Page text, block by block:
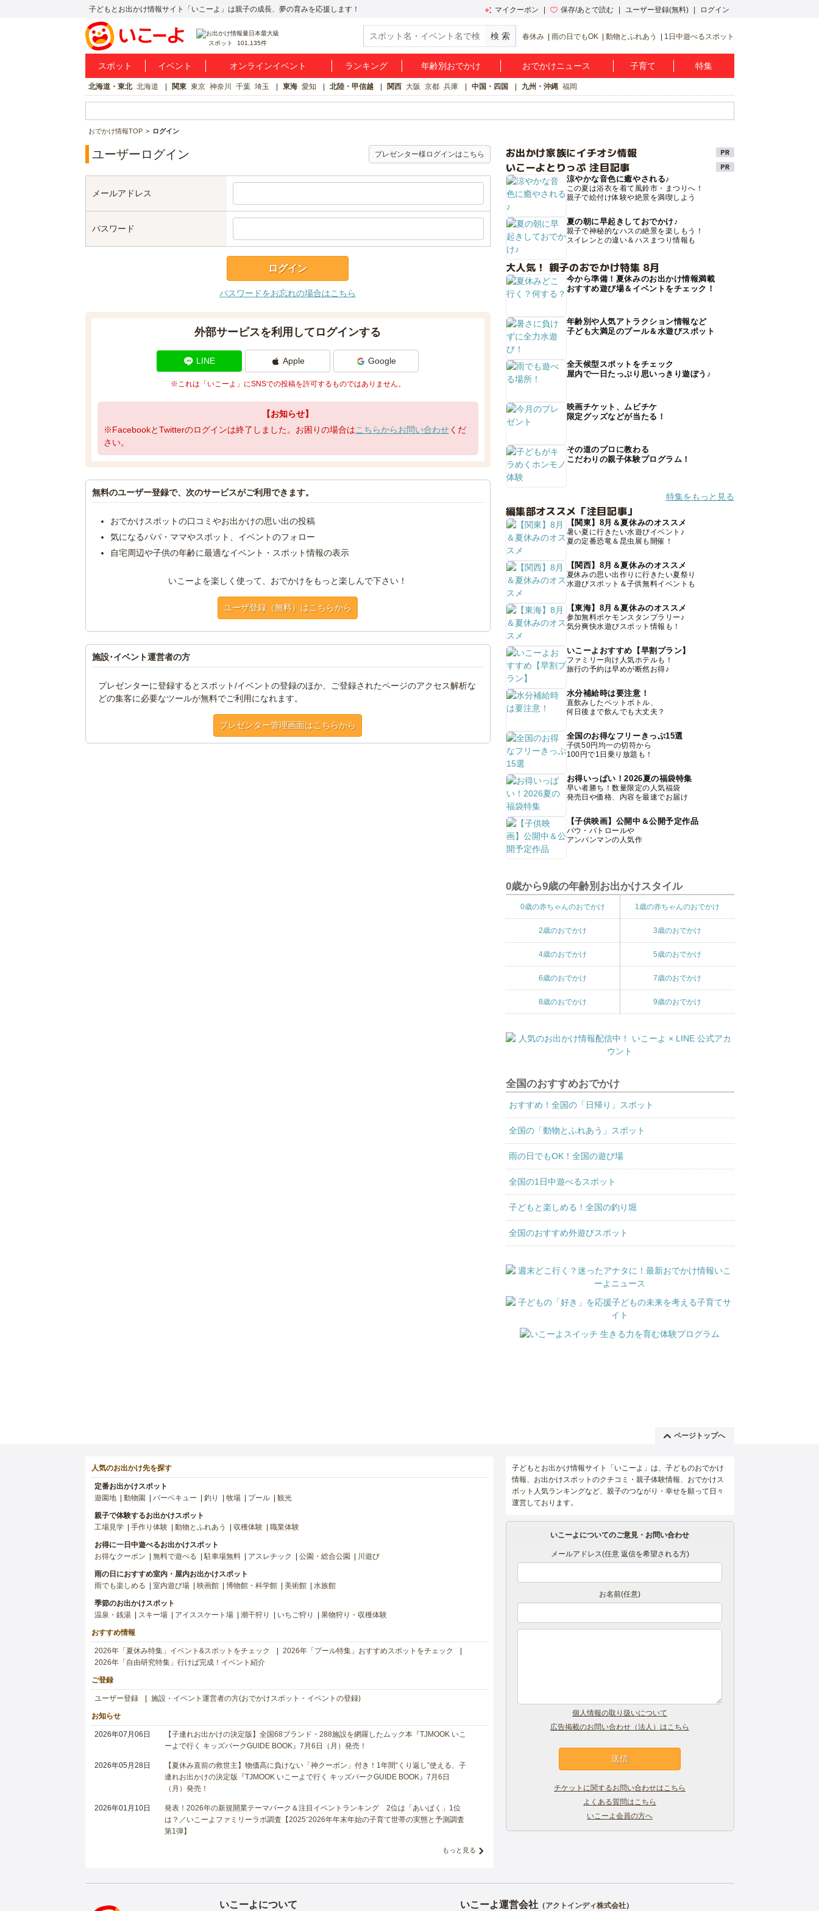
子どもとお出かけ情報サイト「いこーよ」は親子の成長、夢の育みを応援します！ マイクーポン 保存/あとで読む ユーザー登録(無料) ログイン
スポット 101,135件
春休み 雨の日でもOK 動物とふれあう 1日中遊べるスポット
スポット イベント オンラインイベント ランキング 年齢別おでかけ おでかけニュース 子育て 特集
北海道・東北 北海道 関東 東京 神奈川 千葉 埼玉 東海 愛知 北陸・甲信越 関西 大阪 京都 兵庫 中国・四国 九州・沖縄 福岡
おでかけ情報TOP ログイン
ユーザーログイン プレゼンター様ログインはこちら
メールアドレス
パスワード
パスワードをお忘れの場合はこちら
外部サービスを利用してログインする
LINE Apple Google
※これは「いこーよ」にSNSでの投稿を許可するものではありません。
【お知らせ】
※FacebookとTwitterのログインは終了しました。お困りの場合はこちらからお問い合わせくだ
さい。
無料のユーザー登録で、次のサービスがご利用できます。
おでかけスポットの口コミやお出かけの思い出の投稿
気になるパパ・ママやスポット、イベントのフォロー
自宅周辺や子供の年齢に最適なイベント・スポット情報の表示
いこーよを楽しく使って、おでかけをもっと楽しんで下さい！
ユーザ登録（無料）はこちらから
施設･イベント運営者の方
プレゼンターに登録するとスポット/イベントの登録のほか、ご登録されたページのアクセス解析な
どの集客に必要なツールが無料でご利用になれます。
プレゼンター管理画面はこちらから
お出かけ家族にイチオシ情報
いこーよとりっぷ 注目記事
涼やかな音色に癒やされる♪
この夏は浴衣を着て風鈴市・まつりへ！
親子で絵付け体験や絶景を満喫しよう
夏の朝に早起きしておでかけ♪
親子で神秘的なハスの絶景を楽しもう！
スイレンとの違い＆ハスまつり情報も
大人気！ 親子のおでかけ特集 8月
今から準備！夏休みのお出かけ情報満載
おすすめ遊び場＆イベントをチェック！
年齢別や人気アトラクション情報など
子ども大満足のプール＆水遊びスポット
全天候型スポットをチェック
屋内で一日たっぷり思いっきり遊ぼう♪
映画チケット、ムビチケ
限定グッズなどが当たる！
その道のプロに教わる
こだわりの親子体験プログラム！
特集をもっと見る
編集部オススメ「注目記事」
【関東】8月＆夏休みのオススメ
暑い夏に行きたい水遊びイベント♪
夏の定番恐竜＆昆虫展も開催！
【関西】8月＆夏休みのオススメ
夏休みの思い出作りに行きたい夏祭り
水遊びスポット＆子供無料イベントも
【東海】8月＆夏休みのオススメ
参加無料ポケモンスタンプラリー♪
気分爽快水遊びスポット情報も！
いこーよおすすめ【早割プラン】
ファミリー向け人気ホテルも！
旅行の予約は早めが断然お得♪
水分補給時は要注意！
直飲みしたペットボトル、
何日後まで飲んでも大丈夫？
全国のお得なフリーきっぷ15選
子供50円均一の切符から
100円で1日乗り放題も！
お得いっぱい！2026夏の福袋特集
早い者勝ち！数量限定の人気福袋
発売日や価格、内容を最速でお届け
【子供映画】公開中＆公開予定作品
パウ・パトロールや
アンパンマンの人気作
0歳から9歳の年齢別お出かけスタイル
0歳の赤ちゃんのおでかけ 1歳の赤ちゃんのおでかけ
2歳のおでかけ 3歳のおでかけ
4歳のおでかけ 5歳のおでかけ
6歳のおでかけ 7歳のおでかけ
8歳のおでかけ 9歳のおでかけ
全国のおすすめおでかけ
おすすめ！全国の「日帰り」スポット
全国の「動物とふれあう」スポット
雨の日でもOK！全国の遊び場
全国の1日中遊べるスポット
子どもと楽しめる！全国の釣り堀
全国のおすすめ外遊びスポット
ページトップへ
人気のお出かけ先を探す
定番お出かけスポット
遊園地
動物園 バーベキュー 釣り 牧場 プール 観光
親子で体験するお出かけスポット
工場見学
手作り体験 動物とふれあう 収穫体験 職業体験
お得に一日中遊べるお出かけスポット
お得なクーポン
無料で遊べる 駐車場無料 アスレチック 公園・総合公園 川遊び
雨の日におすすめ室内・屋内お出かけスポット
雨でも楽しめる
室内遊び場 映画館 博物館・科学館 美術館 水族館
季節のお出かけスポット
温泉・銭湯
スキー場 アイススケート場 潮干狩り いちご狩り 果物狩り・収穫体験
おすすめ情報
2026年「夏休み特集」イベント&スポットをチェック
2026年「プール特集」おすすめスポットをチェック
2026年「自由研究特集」行けば完成！イベント紹介
ご登録
ユーザー登録 施設・イベント運営者の方(おでかけスポット・イベントの登録)
お知らせ
2026年07月06日
【子連れお出かけの決定版】全国68ブランド・288施設を網羅したムック本『TJMOOK いこ
ーよで行く キッズパークGUIDE BOOK』7月6日（月）発売！
2026年05月28日
【夏休み直前の救世主】物価高に負けない「神クーポン」付き！1年間“くり返し”使える、子
連れお出かけの決定版『TJMOOK いこーよで行く キッズパークGUIDE BOOK』7月6日
（月）発売！
2026年01月10日
発表！2026年の新規開業テーマパーク＆注目イベントランキング 2位は「あいぱく」1位
は？／いこーよファミリーラボ調査【2025⁻2026年年末年始の子育て世帯の実態と予測調査
第1弾】
もっと見る
子どもとお出かけ情報サイト「いこーよ」は、子どものおでかけ
情報、お出かけスポットのクチコミ・親子体験情報、おでかけス
ポット人気ランキングなど、親子のつながり・幸せを願って日々
運営しております。
いこーよについてのご意見・お問い合わせ
メールアドレス(任意 返信を希望される方)
お名前(任意)
個人情報の取り扱いについて
広告掲載のお問い合わせ（法人）はこちら
チケットに関するお問い合わせはこちら
よくある質問はこちら
いこーよ会員の方へ
いこーよについて いこーよ運営会社（アクトインディ株式会社）